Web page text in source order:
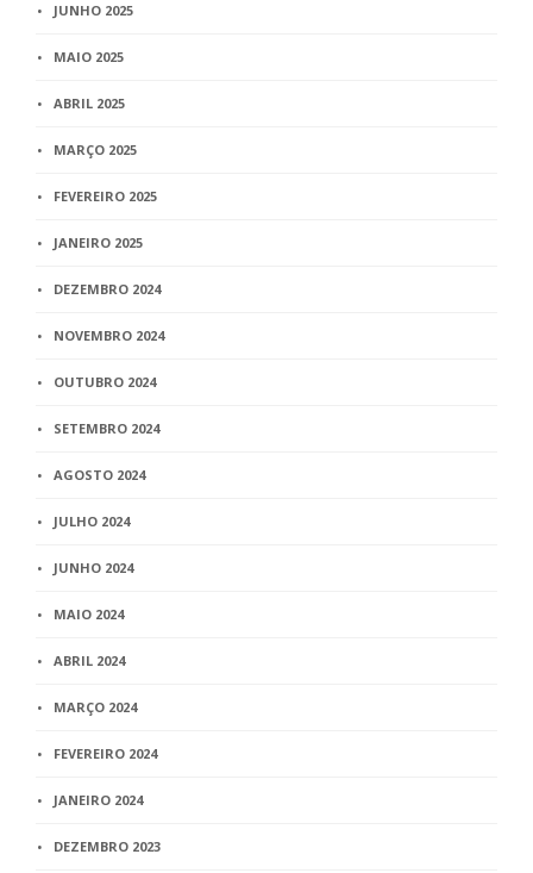
JUNHO 2025
MAIO 2025
ABRIL 2025
MARÇO 2025
FEVEREIRO 2025
JANEIRO 2025
DEZEMBRO 2024
NOVEMBRO 2024
OUTUBRO 2024
SETEMBRO 2024
AGOSTO 2024
JULHO 2024
JUNHO 2024
MAIO 2024
ABRIL 2024
MARÇO 2024
FEVEREIRO 2024
JANEIRO 2024
DEZEMBRO 2023